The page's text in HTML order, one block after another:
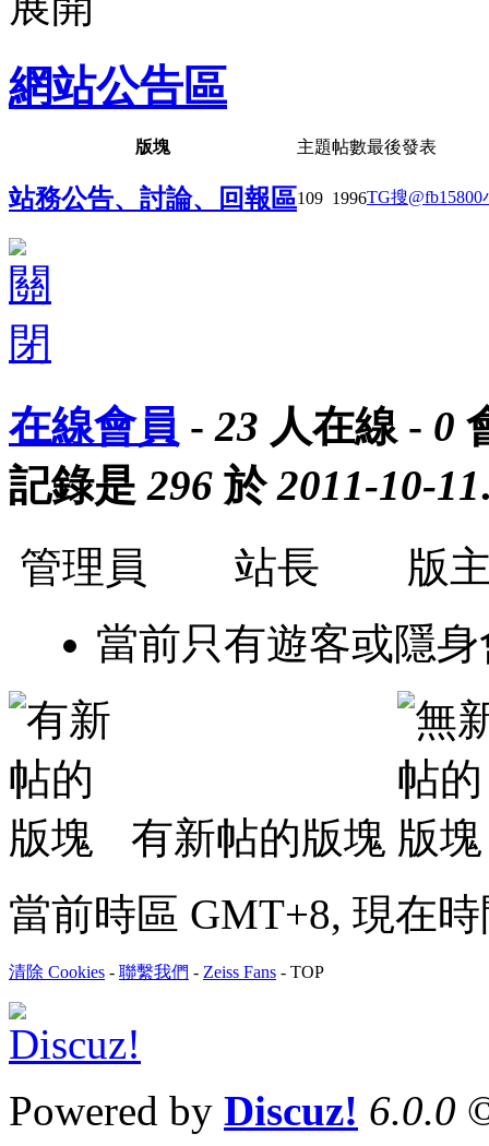
網站公告區
版塊 主題帖數最後發表
站務公告、討論、回報區109 1996TG搜
在線會員 - 23 人在線 - 0
記錄是 296 於2011-10-11
管理員
站長
當前只有遊客或隱
有新帖的版塊
當前時區 GMT+8, 現在
清除 Cookies - 聯繫我們 - Zeiss Fans - TOP
Powered by Discuz! 6.0.0